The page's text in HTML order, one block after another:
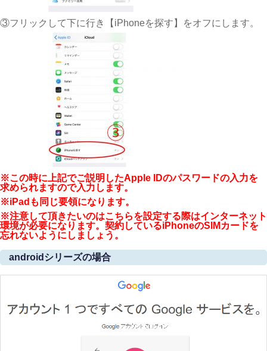
③フリックして下に行き【iPhoneを探す】をオフにします。
※この時に上記でご説明したApple IDのパスワードの入力を
求められますので入力します。
※iPadも同じ要領になります。
※注意して頂きたいのはこちらを設定する際はインターネット
環境が必要になります。契約しているiPhoneのSIMカードを
忘れないようにしましょう。
androidシリーズの場合